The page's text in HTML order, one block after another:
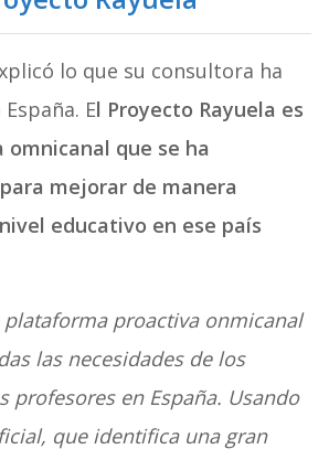
lo que su consultora ha
El Proyecto Rayuela es
que se ha
mejorar de manera
educativo en ese país
plataforma proactiva onmicanal
las necesidades de los
profesores en España. Usando
que identifica una gran